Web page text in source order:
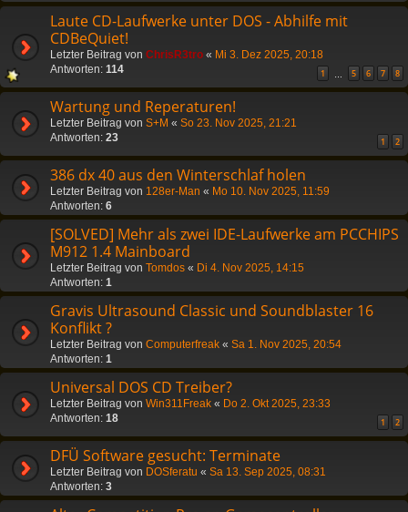
Laute CD-Laufwerke unter DOS - Abhilfe mit
CDBeQuiet!
Letzter Beitrag von ChrisR3tro « Mi 3. Dez 2025, 20:18
Antworten: 114 1 5 6 7 8
Wartung und Reperaturen!
Letzter Beitrag von S+M « So 23. Nov 2025, 21:21
Antworten: 23 1 2
386 dx 40 aus den Winterschlaf holen
Letzter Beitrag von 128er-Man « Mo 10. Nov 2025, 11:59
Antworten: 6
[SOLVED] Mehr als zwei IDE-Laufwerke am PCCHIPS
M912 1.4 Mainboard
Letzter Beitrag von Tomdos « Di 4. Nov 2025, 14:15
Antworten: 1
Gravis Ultrasound Classic und Soundblaster 16
Konflikt ?
Letzter Beitrag von Computerfreak « Sa 1. Nov 2025, 20:54
Antworten: 1
Universal DOS CD Treiber?
Letzter Beitrag von Win311Freak « Do 2. Okt 2025, 23:33
Antworten: 18 1 2
DFÜ Software gesucht: Terminate
Letzter Beitrag von DOSferatu « Sa 13. Sep 2025, 08:31
Antworten: 3